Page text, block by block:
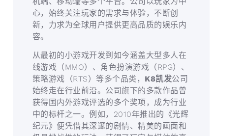
心，始终关注玩家的需求与体验，不断创
新，力求为全球用户提供更高品质的娱乐内
容。
从最初的小游戏开发到如今涵盖大型多人在
线游戏（MMO）、角色扮演游戏（RPG）、
策略游戏（RTS）等多个品类， K8凯发公司
始终走在行业前沿。公司旗下的多款作品曾
获得国内外游戏评选的多个奖项，成为行业
中的标杆之一。例如，2010年推出的《光辉
纪元》便凭借其深邃的剧情、精美的画面和